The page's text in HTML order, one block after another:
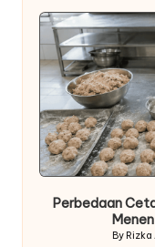
Perbedaan
Posted
By Rizka